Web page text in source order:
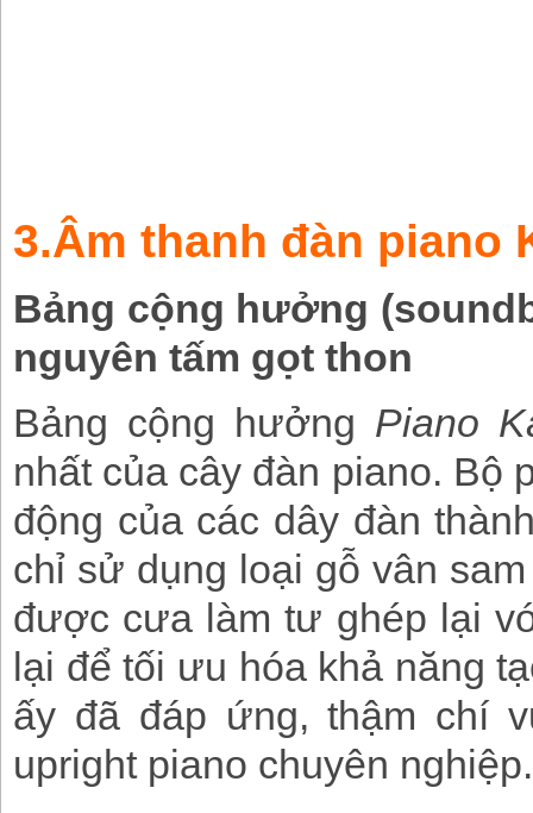
3.Âm thanh đàn piano
Bảng cộng hưởng
nguyên tấm gọt thon
Bảng cộng hưởng Piano
nhất của cây đàn piano. Bộ
động của các dây đàn
chỉ sử dụng loại gỗ vân
được cưa làm tư ghép lại
lại để tối ưu hóa khả năng
ấy đã đáp ứng, thậm chí
upright piano chuyên nghiệp.